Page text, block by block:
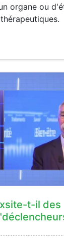
organe ou
t-il des